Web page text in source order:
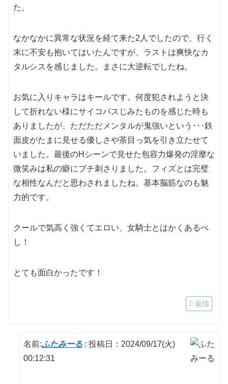
た。
なかなかに異常な状況を経て来た2人でしたので、行く
末に不安も抱いてはいたんですが、ラストは爽快なカ
タルシスを感じました。まさに大逆転でしたね。
お気に入りキャラはキールです。何度犯されようと決
して折れない様にサイコパスじみたものを感じた時も
ありましたが、ただただメンタルが鬼強いという･･･鉄
面皮がたまに見せる優しさや茶目っ気を引き立たせて
いました。最後のHシーンで見せた包容力爆発の淫靡な
微笑みは私の癖にブチ刺さりました。フィズとは完璧
な相性なんだと思わされましたね。基本脳筋なのも魅
力的です。
クールで気高く強くてエロい、女騎士とはかくあるべ
し！
とても面白かったです！
返信
名前:ふたみーる: 投稿日：2024/09/17(火)
00:12:31